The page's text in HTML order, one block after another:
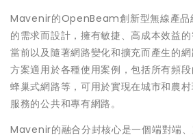
Mavenir的OpenBeam創新型無線產品
的需求而設計，擁有敏捷、高成本效益
當前以及隨著網路變化和擴充而產生的
方案適用於各種使用案例，包括所有頻
蜂巢式網路等，可用於實現在城市和農
服務的公共和專有網路。
Mavenir的融合分封核心是一個端對端